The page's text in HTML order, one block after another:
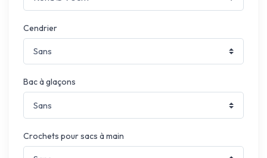
Cendrier
Bac à glaçons
Crochets pour sacs à main